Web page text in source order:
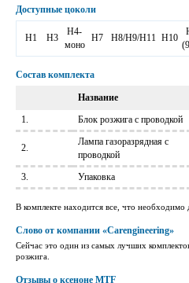
Доступные цоколи
Н1 Н3
Н4-
моно
Н7 Н8/H9/H11 Н10
Состав комплекта
Название
1.
Блок розжига с проводкой
2.
Лампа газоразрядная с
проводкой
3. Упаковка
В комплекте находится все, что необходимо
Слово от компании «Carengineering»
Сейчас это один из самых лучших
розжига.
Отзывы о ксеноне MTF